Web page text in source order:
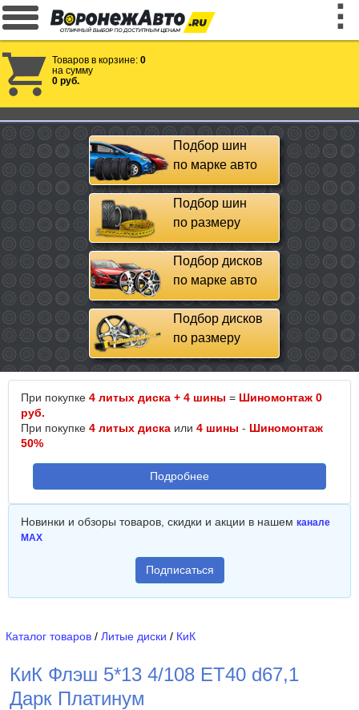
Товаров в корзине: 0
на сумму
0 руб.
Подбор шин
по марке авто
Подбор шин
по размеру
Подбор дисков
по марке авто
Подбор дисков
по размеру
При покупке 4 литых диска + 4 шины = Шиномонтаж 0
руб.
При покупке 4 литых диска или 4 шины - Шиномонтаж
50%
Подробнее
Новинки и обзоры товаров, скидки и акции в нашем канале
MAX
Подписаться
Каталог товаров / Литые диски / КиК
КиК Флэш 5*13 4/108 ET40 d67,1
Дарк Платинум